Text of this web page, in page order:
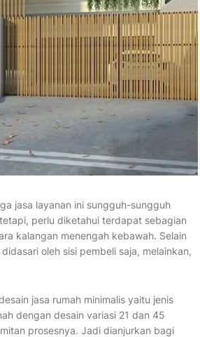
jasa layanan ini sungguh-sungguh
perlu diketahui terdapat sebagian
kalangan menengah kebawah. Selain
oleh sisi pembeli saja, melainkan,
jasa rumah minimalis yaitu jenis
dengan desain variasi 21 dan 45
prosesnya. Jadi dianjurkan bagi